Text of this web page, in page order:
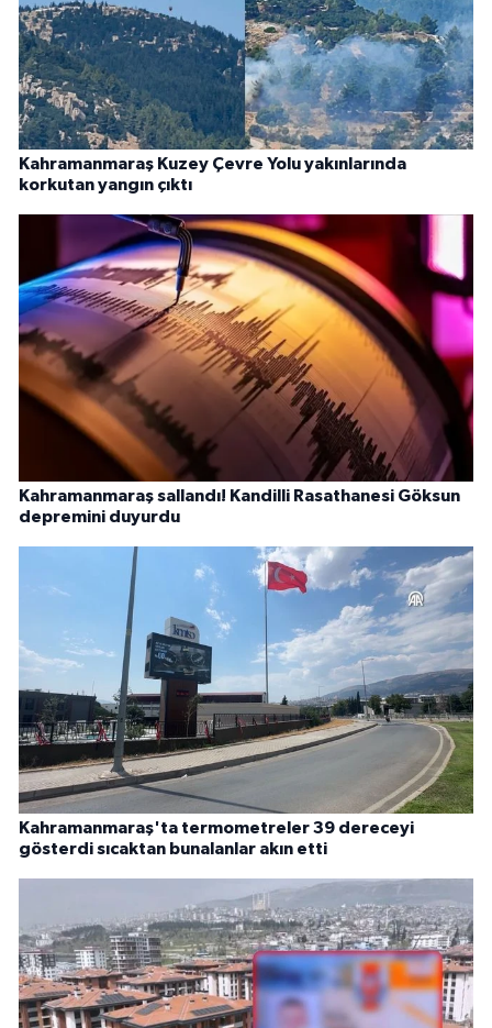
Kahramanmaraş Kuzey Çevre Yolu yakınlarında
korkutan yangın çıktı
Kahramanmaraş sallandı! Kandilli Rasathanesi Göksun
depremini duyurdu
Kahramanmaraş'ta termometreler 39 dereceyi
gösterdi sıcaktan bunalanlar akın etti